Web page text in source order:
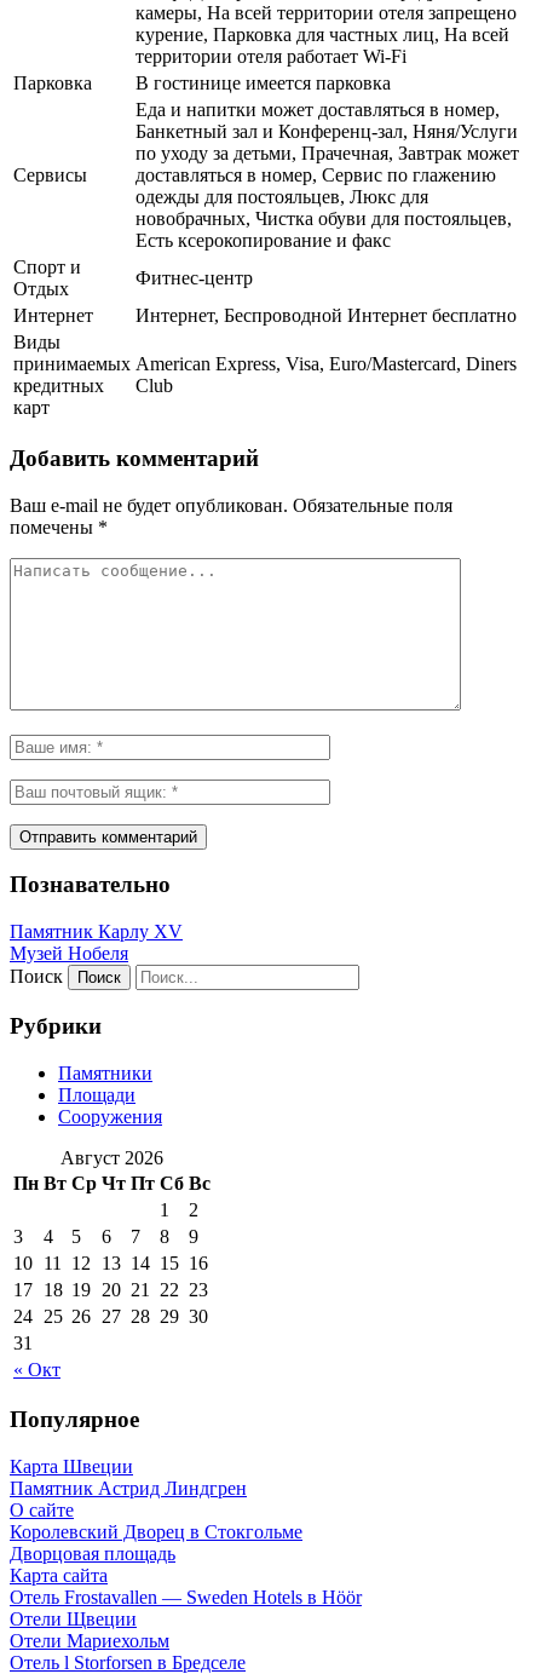
камеры, На всей территории отеля запрещено
курение, Парковка для частных лиц, На всей
территории отеля работает Wi-Fi
Парковка
В гостинице имеется парковка
Сервисы
Еда и напитки может доставляться в номер,
Банкетный зал и Конференц-зал, Няня/Услуги
по уходу за детьми, Прачечная, Завтрак может
доставляться в номер, Сервис по глажению
одежды для постояльцев, Люкс для
новобрачных, Чистка обуви для постояльцев,
Есть ксерокопирование и факс
Спорт и
Отдых
Фитнес-центр
Интернет
Интернет, Беспроводной Интернет бесплатно
Виды
принимаемых
кредитных
карт
American Express, Visa, Euro/Mastercard, Diners
Club
Добавить комментарий
Ваш e-mail не будет опубликован. Обязательные поля
помечены *
Познавательно
Памятник Карлу XV
Музей Нобеля
Поиск
Рубрики
Памятники
Площади
Сооружения
Август 2026
Пн Вт Ср Чт Пт Сб Вс
« Окт
1
2
3
4 5 6 7 8
9
10 11 12 13 14 15 16
17 18 19 20 21 22 23
24 25 26 27 28 29 30
31
Популярное
Карта Швеции
Памятник Астрид Линдгрен
О сайте
Королевский Дворец в Стокгольме
Дворцовая площадь
Карта сайта
Отель Frostavallen — Sweden Hotels в Höör
Отели Щвеции
Отели Мариехольм
Отель l Storforsen в Бредселе